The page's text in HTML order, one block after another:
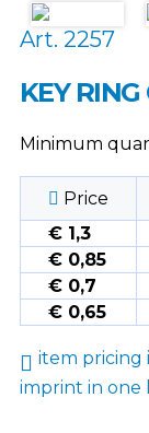
Art. 2257
KEY
Minimum
Price
€ 1,3
€ 0,85
€ 0,7
€ 0,65
item pricing
imprint in one